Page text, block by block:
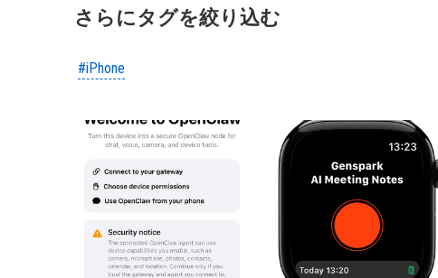
さらにタグを絞り込む
#iPhone